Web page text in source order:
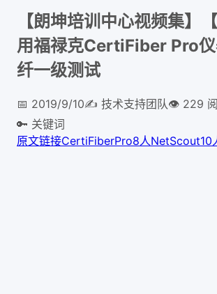
【朗坤培训中心视频集】
用福禄克CertiFiber Pro
纤一级测试
📅 2019/9/10✍️ 技术支持团队👁 229
🔑 关键词
原文链接CertiFiberPro8人NetScout10